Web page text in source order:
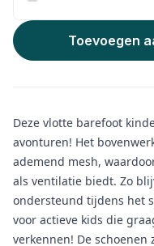
Toevoegen
Deze vlotte barefoot
avonturen! Het
ademend mesh,
als ventilatie biedt. Zo
ondersteund tijdens het
voor actieve kids die
verkennen! De